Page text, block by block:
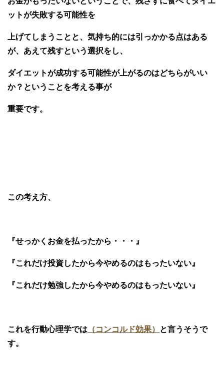
ットが失敗する可能性を
上げてしまう ことと、気持ち的には引っかかる点はある
が、あえて残すという選択をし、
ダイエットが成功する可能性が上がるのはどちらがいい
か？ということを考える事が
重要です。
この考え方、
『せっかくお金を払ったから・・・』
『これだけ投資したから今やめるのはもったいない』
『これだけ勉強したから今やめるのはもったいない』
これを行動心理学では （コンコルド効果）
と言うそうで
す。